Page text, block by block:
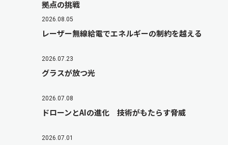
拠点の挑戦
2026.08.05
レーザー無線給電でエネルギーの制約を越える
2026.07.23
グラスが放つ光
2026.07.08
ドローンとAIの進化 技術がもたらす脅威
2026.07.01